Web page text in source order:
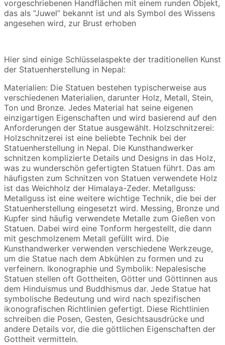
vorgeschriebenen Handflächen mit einem runden Objekt,
das als “Juwel” bekannt ist und als Symbol des Wissens
angesehen wird, zur Brust erhoben
Hier sind einige Schlüsselaspekte der traditionellen Kunst
der Statuenherstellung in Nepal:
Materialien: Die Statuen bestehen typischerweise aus
verschiedenen Materialien, darunter Holz, Metall, Stein,
Ton und Bronze. Jedes Material hat seine eigenen
einzigartigen Eigenschaften und wird basierend auf den
Anforderungen der Statue ausgewählt. Holzschnitzerei:
Holzschnitzerei ist eine beliebte Technik bei der
Statuenherstellung in Nepal. Die Kunsthandwerker
schnitzen komplizierte Details und Designs in das Holz,
was zu wunderschön gefertigten Statuen führt. Das am
häufigsten zum Schnitzen von Statuen verwendete Holz
ist das Weichholz der Himalaya-Zeder. Metallguss:
Metallguss ist eine weitere wichtige Technik, die bei der
Statuenherstellung eingesetzt wird. Messing, Bronze und
Kupfer sind häufig verwendete Metalle zum Gießen von
Statuen. Dabei wird eine Tonform hergestellt, die dann
mit geschmolzenem Metall gefüllt wird. Die
Kunsthandwerker verwenden verschiedene Werkzeuge,
um die Statue nach dem Abkühlen zu formen und zu
verfeinern. Ikonographie und Symbolik: Nepalesische
Statuen stellen oft Gottheiten, Götter und Göttinnen aus
dem Hinduismus und Buddhismus dar. Jede Statue hat
symbolische Bedeutung und wird nach spezifischen
ikonografischen Richtlinien gefertigt. Diese Richtlinien
schreiben die Posen, Gesten, Gesichtsausdrücke und
andere Details vor, die die göttlichen Eigenschaften der
Gottheit vermitteln.